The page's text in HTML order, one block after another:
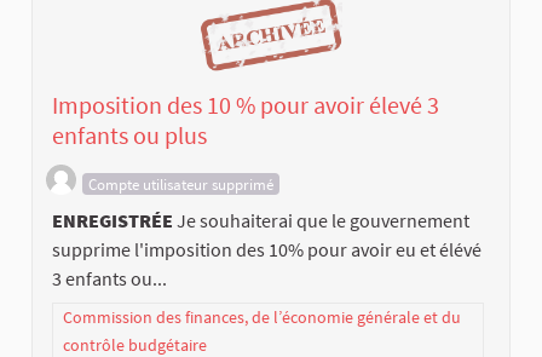
Imposition des 10 % pour avoir élevé 3
enfants ou plus
Compte utilisateur supprimé
ENREGISTRÉE Je souhaiterai que le gouvernement
supprime l'imposition des 10% pour avoir eu et élévé
3 enfants ou...
Commission des finances, de l’économie générale et du
contrôle budgétaire